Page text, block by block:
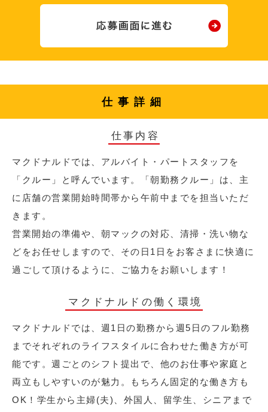
仕事詳細
仕事内容
マクドナルドでは、アルバイト・パートスタッフを
「クルー」と呼んでいます。「朝勤務クルー」は、主
に店舗の営業開始時間帯から午前中までを担当いただ
きます。
営業開始の準備や、朝マックの対応、清掃・洗い物な
どをお任せしますので、その日1日をお客さまに快適に
過ごして頂けるように、ご協力をお願いします！
マクドナルドの働く環境
マクドナルドでは、週1日の勤務から週5日のフル勤務
までそれぞれのライフスタイルに合わせた働き方が可
能です。週ごとのシフト提出で、他のお仕事や家庭と
両立もしやすいのが魅力。もちろん固定的な働き方も
OK！学生から主婦(夫)、外国人、留学生、シニアまで